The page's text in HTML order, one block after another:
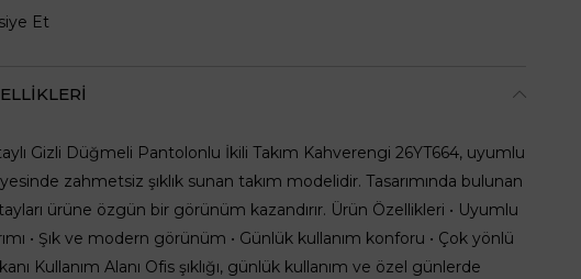
Et
Gizli Düğmeli Pantolonlu İkili Takım Kahverengi 26YT664, uyumlu
zahmetsiz şıklık sunan takım modelidir. Tasarımında bulunan
ürüne özgün bir görünüm kazandırır. Ürün Özellikleri • Uyumlu
• Şık ve modern görünüm • Günlük kullanım konforu • Çok yönlü
Kullanım Alanı Ofis şıklığı, günlük kullanım ve özel günlerde